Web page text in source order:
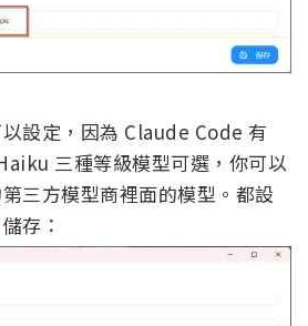
設定，因為 Claude Code 有
三種等級模型可選，你可以
三方模型商裡面的模型。都設
存：